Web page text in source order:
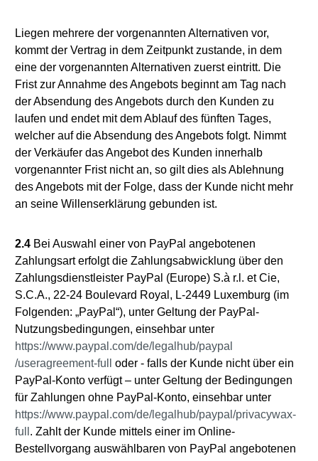
Liegen mehrere der vorgenannten Alternativen vor,
kommt der Vertrag in dem Zeitpunkt zustande, in dem
eine der vorgenannten Alternativen zuerst eintritt. Die
Frist zur Annahme des Angebots beginnt am Tag nach
der Absendung des Angebots durch den Kunden zu
laufen und endet mit dem Ablauf des fünften Tages,
welcher auf die Absendung des Angebots folgt. Nimmt
der Verkäufer das Angebot des Kunden innerhalb
vorgenannter Frist nicht an, so gilt dies als Ablehnung
des Angebots mit der Folge, dass der Kunde nicht mehr
an seine Willenserklärung gebunden ist.
2.4 Bei Auswahl einer von PayPal angebotenen
Zahlungsart erfolgt die Zahlungsabwicklung über den
Zahlungsdienstleister PayPal (Europe) S.à r.l. et Cie,
S.C.A., 22-24 Boulevard Royal, L-2449 Luxemburg (im
Folgenden: „PayPal“), unter Geltung der PayPal-
Nutzungsbedingungen, einsehbar unter
https://www.paypal.com/de/legalhub/paypal
/useragreement-full
oder - falls der Kunde nicht über ein
PayPal-Konto verfügt – unter Geltung der Bedingungen
für Zahlungen ohne PayPal-Konto, einsehbar unter
https://www.paypal.com/de/legalhub/paypal /privacywax-
full . Zahlt der Kunde mittels einer im Online-
Bestellvorgang auswählbaren von PayPal angebotenen